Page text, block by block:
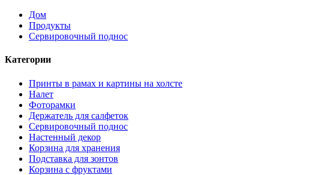
Дом
Продукты
Сервировочный поднос
Категории
Принты в рамах и картины на холсте
Налет
Фоторамки
Держатель для салфеток
Сервировочный поднос
Настенный декор
Корзина для хранения
Подставка для зонтов
Корзина с фруктами